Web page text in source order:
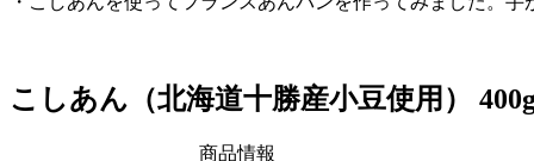
こしあん（北海道十勝産小豆使用）
商品情報